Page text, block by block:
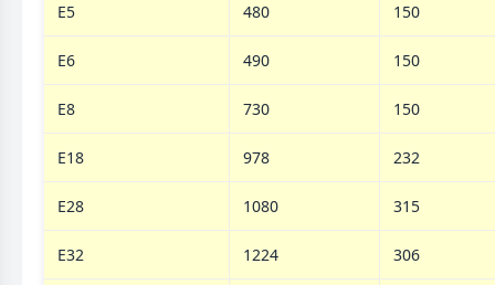
E5 480 150
E6 490 150
E8 730 150
E18 978 232
E28 1080 315
E32 1224 306